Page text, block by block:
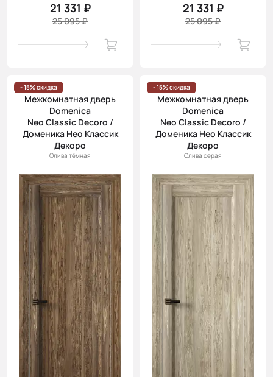
21 331 ₽
25 095 ₽
21 331 ₽
25 095 ₽
- 15% скидка
Межкомнатная дверь
Domenica
Neo Classic Decoro /
Доменика Нео Классик
Декоро
Олива тёмная
- 15% скидка
Межкомнатная дверь
Domenica
Neo Classic Decoro /
Доменика Нео Классик
Декоро
Олива серая